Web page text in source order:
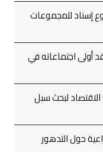
إسناد للمجموعات
اجتماعاته في
لبحث سبل
حول التدهور